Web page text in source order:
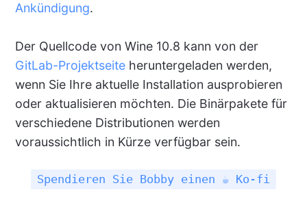
Ankündigung.
Der Quellcode von Wine 10.8 kann von der
GitLab-Projektseiteheruntergeladen werden,
wenn Sie Ihre aktuelle Installation ausprobieren
oder aktualisieren möchten. Die Binärpakete für
verschiedene Distributionen werden
voraussichtlich in Kürze verfügbar sein.
Spendieren Sie Bobby einen ☕ Ko-fi